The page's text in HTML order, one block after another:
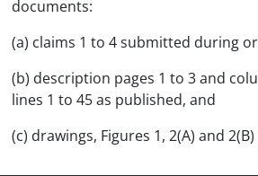
documents:
(a) claims 1 to 4 submitted during
(b) description pages 1 to 3 and
lines 1 to 45 as published, and
(c) drawings, Figures 1, 2(A) and